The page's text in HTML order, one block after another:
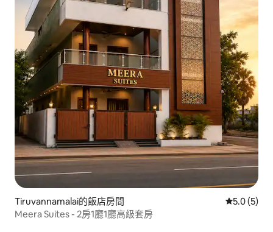
Tiruvannamalai的飯店房間 從 5 則評
5.0 (5)
Meera Suites - 2房1廳1廳高級套房